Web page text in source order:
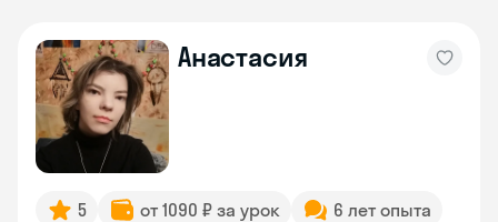
Анастасия
5 от 1090 ₽ за урок
6 лет опыта